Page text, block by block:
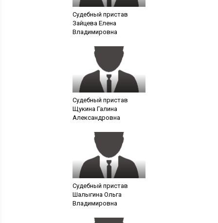
Судебный пристав
Зайцева Елена
Владимировна
Судебный пристав
Щукина Галина
Александровна
Судебный пристав
Шалыгина Ольга
Владимировна